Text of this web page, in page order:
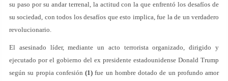
su paso por su andar terrenal, la actitud con la que enfrentó los desafíos de
su sociedad, con todos los desafíos que esto implica, fue la de un verdadero
revolucionario.
El asesinado líder, mediante un acto terrorista organizado, dirigido y
ejecutado por el gobierno del ex presidente estadounidense Donald Trump
según su propia confesión (1) fue un hombre dotado de un profundo amor